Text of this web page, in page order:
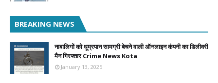
BREAKING NEWS
नाबालिगों को धूम्रपान सामग्री बेचने वाली ऑनलाइन कंपनी का डिलीवरी
मैन गिरफ्तार Crime News Kota
January 13, 2025